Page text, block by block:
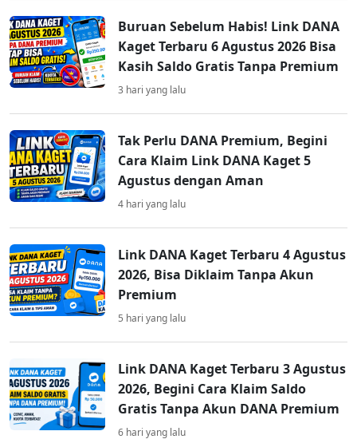
Buruan Sebelum Habis! Link DANA
Kaget Terbaru 6 Agustus 2026 Bisa
Kasih Saldo Gratis Tanpa Premium
3 hari yang lalu
Tak Perlu DANA Premium, Begini
Cara Klaim Link DANA Kaget 5
Agustus dengan Aman
4 hari yang lalu
Link DANA Kaget Terbaru 4 Agustus
2026, Bisa Diklaim Tanpa Akun
Premium
5 hari yang lalu
Link DANA Kaget Terbaru 3 Agustus
2026, Begini Cara Klaim Saldo
Gratis Tanpa Akun DANA Premium
6 hari yang lalu